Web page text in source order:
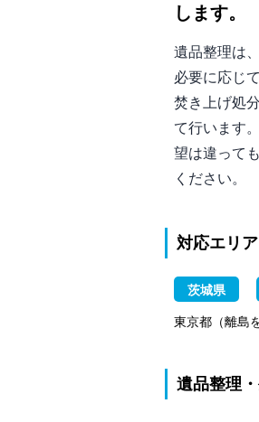
します。
遺品整理は
必要に応じ
焚き上げ処
て行います
望は違って
ください。
対応エリア
茨城県
東京都（離島
遺品整理